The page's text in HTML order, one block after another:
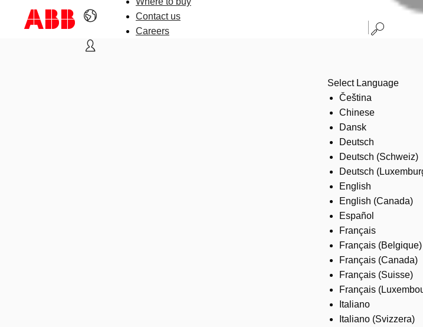
Contact us
Careers
Select Language
Čeština
Chinese
Dansk
Deutsch
Deutsch (Schweiz)
Deutsch
English
English (Canada)
Español
Français
Français (Belgique)
Français (Canada)
Français (Suisse)
Français
Italiano
Italiano (Svizzera)